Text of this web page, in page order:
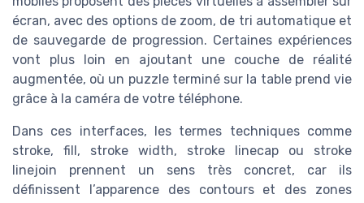
écran, avec des options de zoom, de tri automatique et
de sauvegarde de progression. Certaines expériences
vont plus loin en ajoutant une couche de réalité
augmentée, où un puzzle terminé sur la table prend vie
grâce à la caméra de votre téléphone.
Dans ces interfaces, les termes techniques comme
stroke, fill, stroke width, stroke linecap ou stroke
linejoin prennent un sens très concret, car ils
définissent l’apparence des contours et des zones